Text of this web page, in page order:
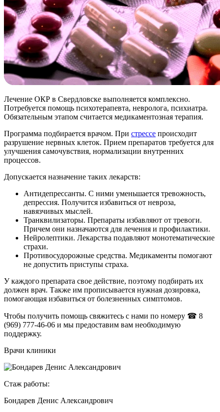
Лечение ОКР в Свердловске выполняется комплексно.
Потребуется помощь психотерапевта, невролога, психиатра.
Обязательным этапом считается медикаментозная терапия.
Программа подбирается врачом. При стрессе происходит
разрушение нервных клеток. Прием препаратов требуется для
улучшения самочувствия, нормализации внутренних
процессов.
Допускается назначение таких лекарств:
Антидепрессанты. С ними уменьшается тревожность,
депрессия. Получится избавиться от невроза,
навязчивых мыслей.
Транквилизаторы. Препараты избавляют от тревоги.
Причем они назначаются для лечения и профилактики.
Нейролептики. Лекарства подавляют монотематические
страхи.
Противосудорожные средства. Медикаменты помогают
не допустить приступы страха.
У каждого препарата свое действие, поэтому подбирать их
должен врач. Также им прописывается нужная дозировка,
помогающая избавиться от болезненных симптомов.
Чтобы получить помощь свяжитесь с нами по номеру ☎ 8
(969) 777-46-06 и мы предоставим вам необходимую
поддержку.
Врачи клиники
Стаж работы:
Бондарев Денис Александрович